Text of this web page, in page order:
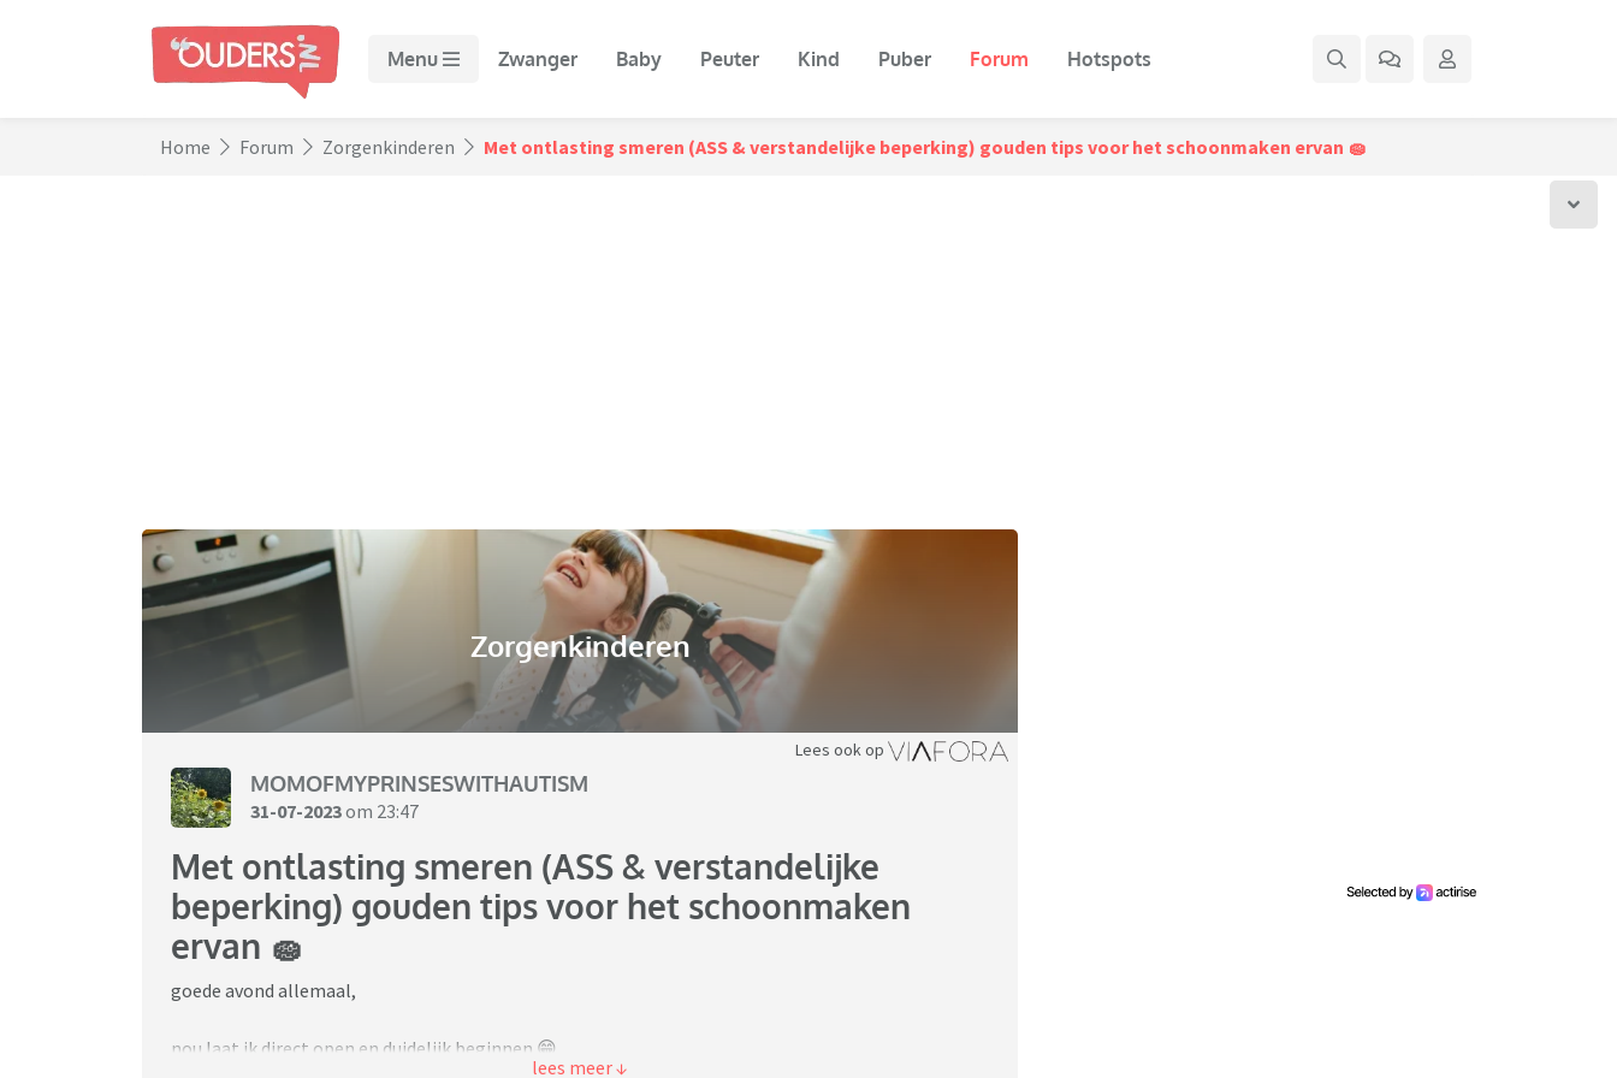
Menu Zwanger Baby Peuter Kind Puber Forum Hotspots
Home Forum Zorgenkinderen Met ontlasting smeren (ASS & verstandelijke beperking) gouden tips voor het schoonmaken ervan 🧽
Zorgenkinderen
Lees ook op
MOMOFMYPRINSESWITHAUTISM
31-07-2023om 23:47
Met ontlasting smeren (ASS & verstandelijke
beperking) gouden tips voor het schoonmaken
ervan 🧽
goede avond allemaal,
nou laat ik direct open en duidelijk beginnen 😁